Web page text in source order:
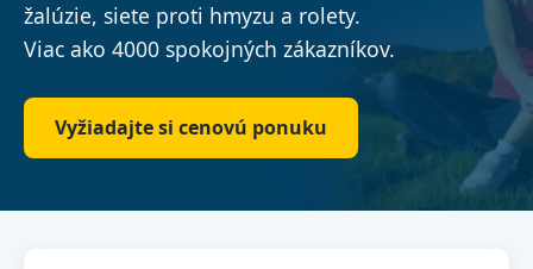
žalúzie, siete proti hmyzu a rolety.
Viac ako 4000 spokojných zákazníkov.
Vyžiadajte si cenovú ponuku